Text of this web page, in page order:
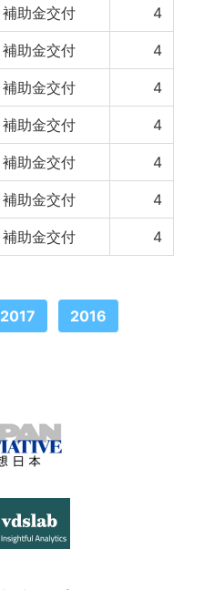
補助金交付 4
補助金交付 4
補助金交付 4
補助金交付 4
補助金交付 4
補助金交付 4
補助金交付 4
2017 2016